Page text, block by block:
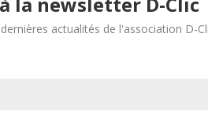
actualités de l'association D-